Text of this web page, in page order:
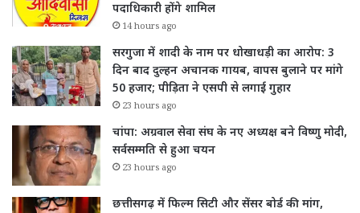
पदाधिकारी होंगे शामिल
14 hours ago
सरगुजा में शादी के नाम पर धोखाधड़ी का आरोप: 3
दिन बाद दुल्हन अचानक गायब, वापस बुलाने पर मांगे
50 हजार; पीड़िता ने एसपी से लगाई गुहार
23 hours ago
चांपा: अग्रवाल सेवा संघ के नए अध्यक्ष बने विष्णु मोदी,
सर्वसम्मति से हुआ चयन
23 hours ago
छत्तीसगढ़ में फिल्म सिटी और सेंसर बोर्ड की मांग,